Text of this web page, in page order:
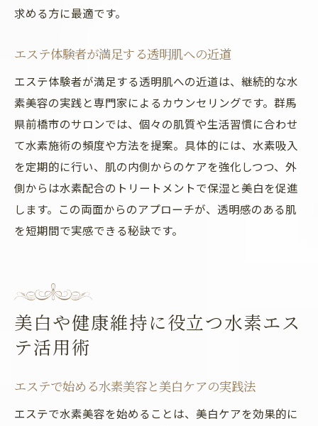
求める方に最適です。
エステ体験者が満足する透明肌への近道
エステ体験者が満足する透明肌への近道は、継続的な水
素美容の実践と専門家によるカウンセリングです。群馬
県前橋市のサロンでは、個々の肌質や生活習慣に合わせ
て水素施術の頻度や方法を提案。具体的には、水素吸入
を定期的に行い、肌の内側からのケアを強化しつつ、外
側からは水素配合のトリートメントで保湿と美白を促進
します。この両面からのアプローチが、透明感のある肌
を短期間で実感できる秘訣です。
美白や健康維持に役立つ水素エス
テ活用術
エステで始める水素美容と美白ケアの実践法
エステで水素美容を始めることは、美白ケアを効果的に